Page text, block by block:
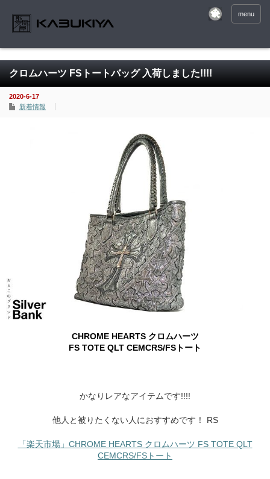
menu
クロムハーツ FSトートバッグ 入荷しました!!!!
2020-6-17
新着情報
CHROME HEARTS クロムハーツ
FS TOTE QLT CEMCRS/FSトート
かなりレアなアイテムです!!!!
他人と被りたくない人におすすめです！ RS
「楽天市場」CHROME HEARTS クロムハーツ FS TOTE QLT
CEMCRS/FSトート